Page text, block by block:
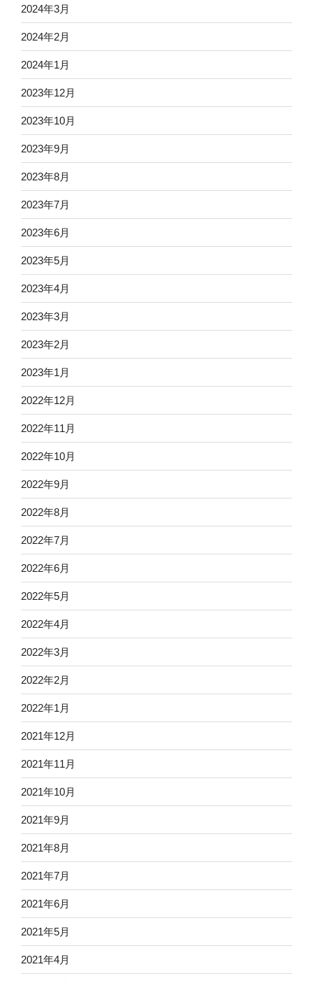
2024年3月
2024年2月
2024年1月
2023年12月
2023年10月
2023年9月
2023年8月
2023年7月
2023年6月
2023年5月
2023年4月
2023年3月
2023年2月
2023年1月
2022年12月
2022年11月
2022年10月
2022年9月
2022年8月
2022年7月
2022年6月
2022年5月
2022年4月
2022年3月
2022年2月
2022年1月
2021年12月
2021年11月
2021年10月
2021年9月
2021年8月
2021年7月
2021年6月
2021年5月
2021年4月